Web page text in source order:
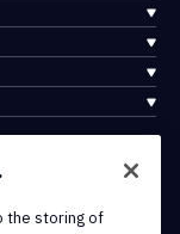
the storing of